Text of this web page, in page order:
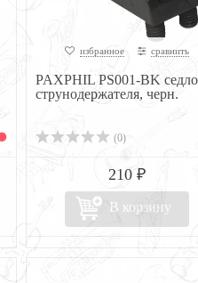
избранное сравнить
PAXPHIL PS001-BK седло
струнодержателя, черн.
(0)
210 ₽
В корзину